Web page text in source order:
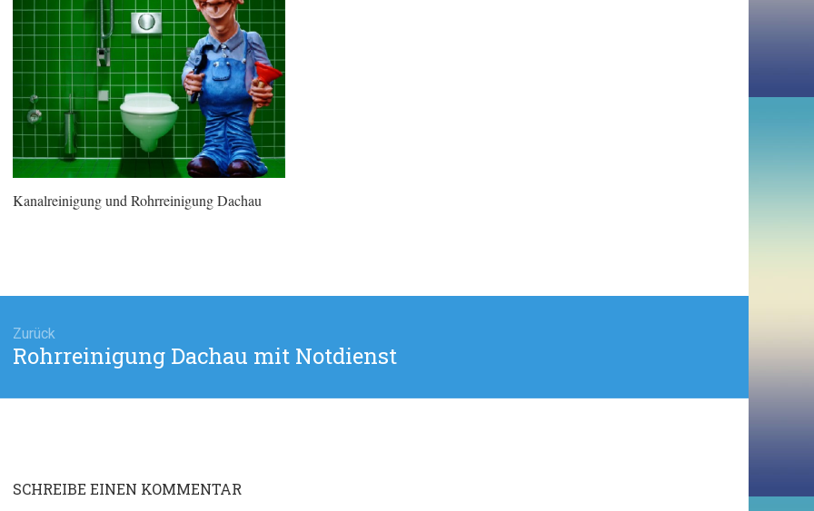
Kanalreinigung und Rohrreinigung Dachau
Zurück
Vorheriger
Rohrreinigung Dachau mit Notdienst
SCHREIBE EINEN KOMMENTAR